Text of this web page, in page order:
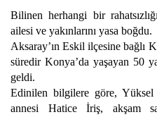
Bilinen herhangi bir
ailesi ve yakınlarını yasa boğdu.
Aksaray’ın Eskil ilçesine bağlı
süredir Konya’da yaşayan 50
geldi.
Edinilen bilgilere göre,
annesi Hatice İriş, akşam